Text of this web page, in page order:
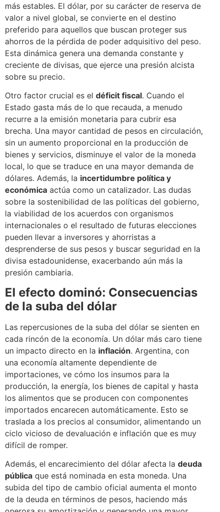
más estables. El dólar, por su carácter de reserva de
valor a nivel global, se convierte en el destino
preferido para aquellos que buscan proteger sus
ahorros de la pérdida de poder adquisitivo del peso.
Esta dinámica genera una demanda constante y
creciente de divisas, que ejerce una presión alcista
sobre su precio.
Otro factor crucial es el déficit fiscal. Cuando el
Estado gasta más de lo que recauda, a menudo
recurre a la emisión monetaria para cubrir esa
brecha. Una mayor cantidad de pesos en circulación,
sin un aumento proporcional en la producción de
bienes y servicios, disminuye el valor de la moneda
local, lo que se traduce en una mayor demanda de
dólares. Además, la incertidumbre política y
económica actúa como un catalizador. Las dudas
sobre la sostenibilidad de las políticas del gobierno,
la viabilidad de los acuerdos con organismos
internacionales o el resultado de futuras elecciones
pueden llevar a inversores y ahorristas a
desprenderse de sus pesos y buscar seguridad en la
divisa estadounidense, exacerbando aún más la
presión cambiaria.
El efecto dominó: Consecuencias
de la suba del dólar
Las repercusiones de la suba del dólar se sienten en
cada rincón de la economía. Un dólar más caro tiene
un impacto directo en la inflación. Argentina, con
una economía altamente dependiente de
importaciones, ve cómo los insumos para la
producción, la energía, los bienes de capital y hasta
los alimentos que se producen con componentes
importados encarecen automáticamente. Esto se
traslada a los precios al consumidor, alimentando un
ciclo vicioso de devaluación e inflación que es muy
difícil de romper.
Además, el encarecimiento del dólar afecta la deuda
pública que está nominada en esta moneda. Una
subida del tipo de cambio oficial aumenta el monto
de la deuda en términos de pesos, haciendo más